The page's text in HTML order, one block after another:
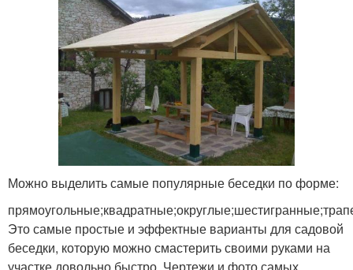
Можно выделить самые популярные беседки по форме:
Это самые простые и эффектные варианты для садовой
беседки, которую можно смастерить своими руками на